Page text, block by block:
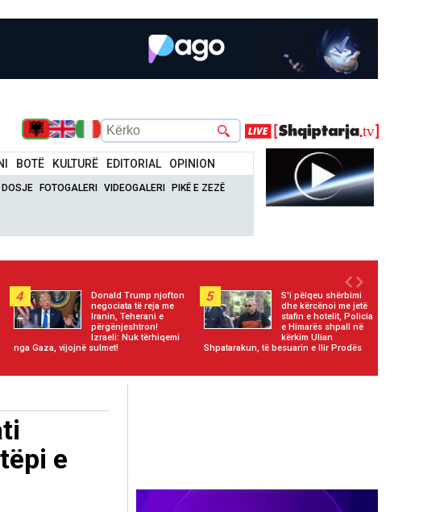
BOTË KULTURË EDITORIAL OPINION
DOSJE FOTOGALERI VIDEOGALERI PIKË E ZEZË
4
Donald Trump njofton
negociata të reja me
Iranin, Teherani e
përgënjeshtron!
Izraeli: Nuk tërhiqemi
nga Gaza, vijojnë sulmet!
5
S'i pëlqeu shërbimi
dhe kërcënoi me jetë
stafin e hotelit, Policia
e Himarës shpall në
kërkim Ulian
Shpatarakun, të besuarin e Ilir Prodës
e